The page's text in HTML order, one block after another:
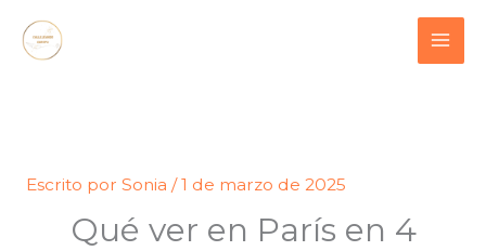
Escrito por Sonia /1 de marzo de 2025
Qué ver en París en 4